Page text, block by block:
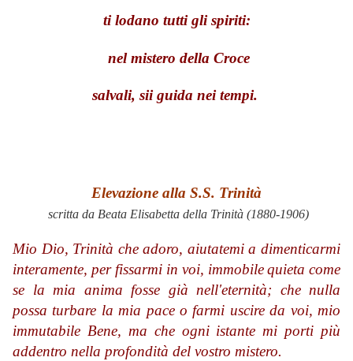
ti lodano tutti gli spiriti:
nel mistero della Croce
salvali, sii guida nei tempi.
Elevazione alla S.S. Trinità
scritta da Beata Elisabetta della Trinità (1880-1906)
Mio Dio, Trinità che adoro, aiutatemi a dimenticarmi
interamente, per fissarmi in voi, immobilequieta come
se la mia anima fosse già nell'eternità; che nulla
possa turbare la mia pace o farmi uscire da voi, mio
immutabile Bene, ma che ogni istante mi porti più
addentro nella profondità del vostro mistero.